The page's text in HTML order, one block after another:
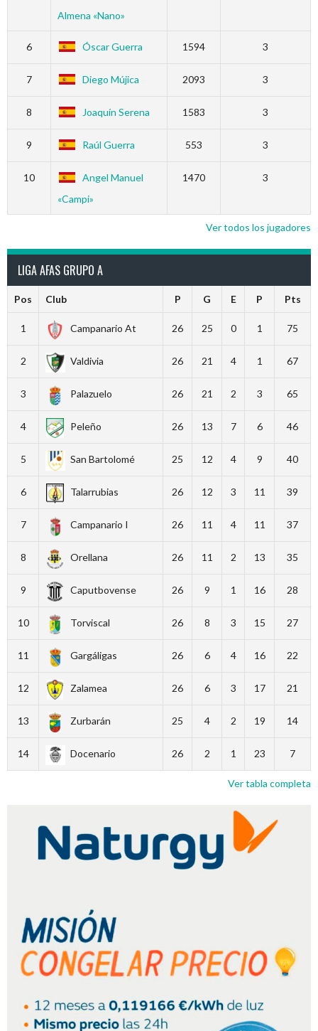
Almena «Nano»
6 Óscar Guerra 1594 3
7 Diego Mújica 2093 3
8 Joaquín Serena 1583 3
9 Raúl Guerra 553 3
10
Angel Manuel
«Campi»
1470 3
Ver todos los jugadores
LIGA AFAS GRUPO A
Pos Club P G E P Pts
1 Campanario At 26 25 0 1 75
2 Valdivia 26 21 4 1 67
3 Palazuelo 26 21 2 3 65
4 Peleño 26 13 7 6 46
5 San Bartolomé 25 12 4 9 40
6 Talarrubias 26 12 3 11 39
7 Campanario I 26 11 4 11 37
8 Orellana 26 11 2 13 35
9 Caputbovense 26 9 1 16 28
10 Torviscal 26 8 3 15 27
11 Gargáligas 26 6 4 16 22
12 Zalamea 26 6 3 17 21
13 Zurbarán 25 4 2 19 14
14 Docenario 26 2 1 23 7
Ver tabla completa